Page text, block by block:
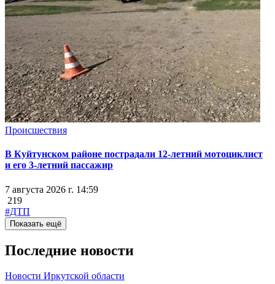
Происшествия
В Куйтунском районе пострадали 12-летний мотоциклист
и его 3-летний пассажир
7 августа 2026 г. 14:59
219
#ДТП
Показать ещё
Последние новости
Новости Иркутской области